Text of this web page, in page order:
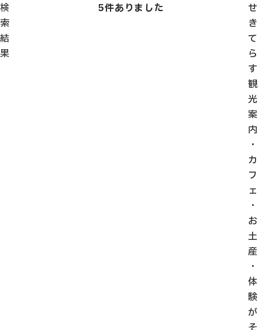
検
索
結
果
5件ありました
せ
き
て
ら
す
観
光
案
内
・
カ
フ
ェ
・
お
土
産
・
体
験
が